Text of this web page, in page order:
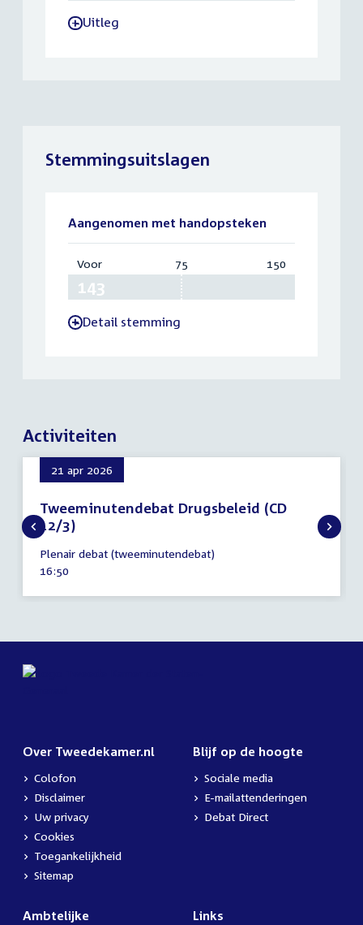
-Uitleg
Stemmingsuitslagen
Aangenomen met handopsteken
Voor:
143
75 150
-Detail stemming
Activiteiten
21 apr 2026
Tweeminutendebat Drugsbeleid (CD
12/3)
april
2026
Plenair debat (tweeminutendebat)
Tijd
16:50
Over Tweedekamer.nl
Colofon
Disclaimer
Uw privacy
Cookies
Toegankelijkheid
Sitemap
Blijf op de hoogte
Sociale media
E-mailattenderingen
Debat Direct
Ambtelijke
Links